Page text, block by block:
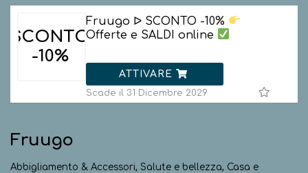
SCONTO
-10%
Fruugo ᐅ SCONTO -10%
Offerte e SALDI online
ATTIVARE
Scade il 31 Dicembre 2029
Fruugo
Abbigliamento & Accessori, Salute e bellezza, Casa e